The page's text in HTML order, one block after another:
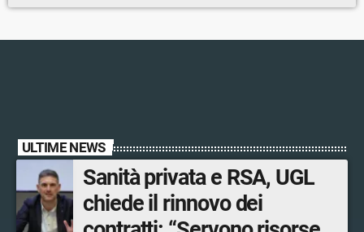
ULTIME NEWS
Sanità privata e RSA, UGL
chiede il rinnovo dei